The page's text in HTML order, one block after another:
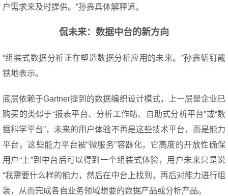
户需求来及时提供。”孙鑫具体解释道。
侃未来：数据中台的新方向
“组装式数据分析正在塑造数据分析应用的未来。”孙鑫斩钉截
铁地表示。
底层依赖于Gartner提到的数据编织设计模式，上一层是企业已
购买的类似于“报表平台、分析工作站、自助式分析平台”或“数
据科学平台”，未来的用户体验不再是这些技术平台，而是能力
平台。这些能力平台被“微服务”容器化，它高度的开放性确保
用户“上”到中台后可以得到一个组装式体验，用户未来只是说
“我需要什么样的能力，然后在中台上找到，再后对能力进行组
装，从而完成各自业务领域想要的数据产品或分析产品。